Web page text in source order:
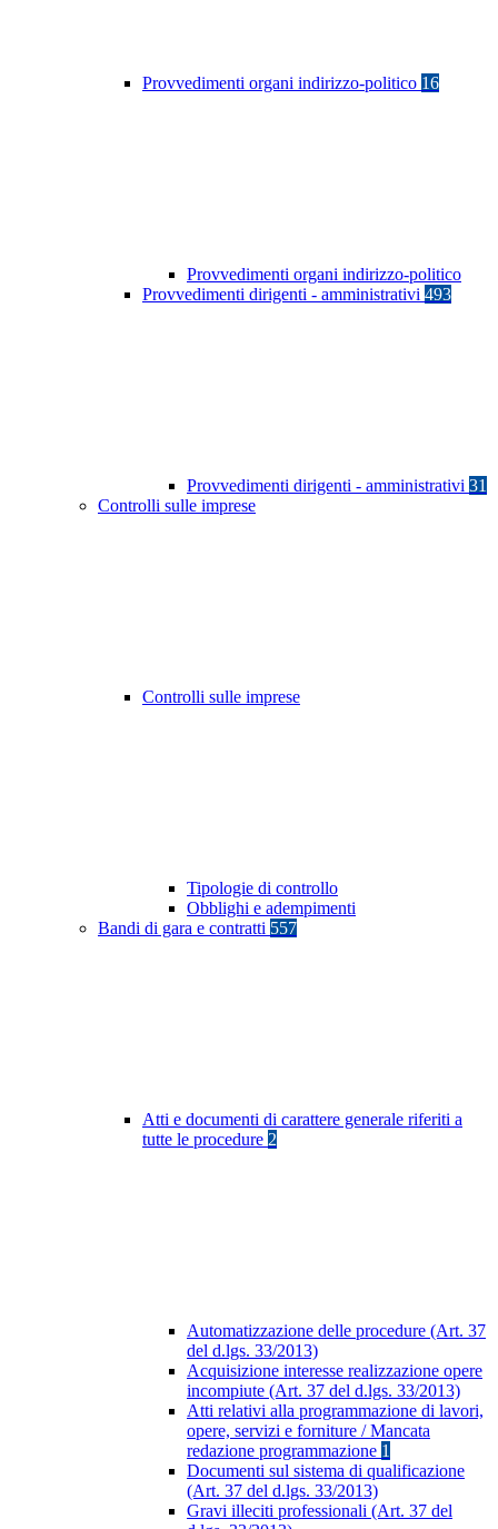
Provvedimenti organi indirizzo-politico 16
Provvedimenti organi indirizzo-politico
Provvedimenti dirigenti - amministrativi 493
Provvedimenti dirigenti - amministrativi 31
Controlli sulle imprese
Controlli sulle imprese
Tipologie di controllo
Obblighi e adempimenti
Bandi di gara e contratti 557
Atti e documenti di carattere generale riferiti a
tutte le procedure 2
Automatizzazione delle procedure (Art. 37
del d.lgs. 33/2013)
Acquisizione interesse realizzazione opere
incompiute (Art. 37 del d.lgs. 33/2013)
Atti relativi alla programmazione di lavori,
opere, servizi e forniture / Mancata
redazione programmazione 1
Documenti sul sistema di qualificazione
(Art. 37 del d.lgs. 33/2013)
Gravi illeciti professionali (Art. 37 del